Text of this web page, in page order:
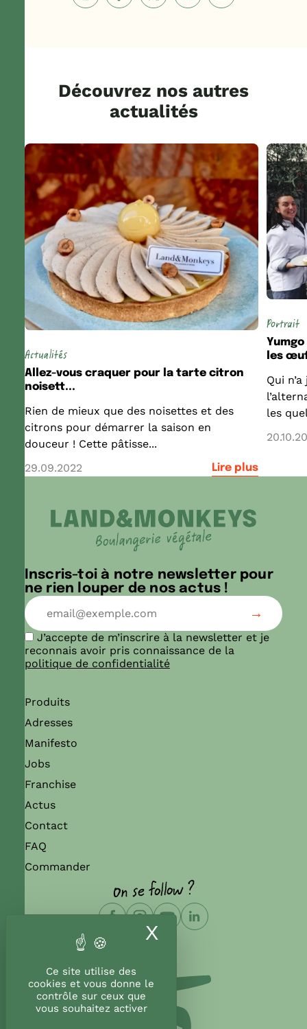
Ce site utilise des
cookies et vous donne le
contrôle sur ceux que
vous souhaitez activer
X Masquer le
Découvrez nos autres
actualités
Actualités
Allez-vous craquer pour la tarte citron
noisett...
Rien de mieux que des noisettes et des
citrons pour démarrer la saison en
douceur ! Cette pâtisse...
29.09.2022
Lire plus
Portrait
les
Qui
les
Inscris-toi à notre newsletter pour
ne rien louper de nos actus !
J’accepte de m’inscrire à la newsletter et je
reconnais avoir pris connaissance de la
politique de confidentialité
Produits
Adresses
Manifesto
Jobs
Franchise
Actus
Contact
FAQ
Commander
On se follow ?